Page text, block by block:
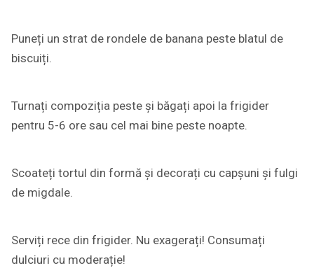
Puneți un strat de rondele de banana peste blatul de
biscuiți.
Turnați compoziția peste și băgați apoi la frigider
pentru 5-6 ore sau cel mai bine peste noapte.
Scoateți tortul din formă și decorați cu capșuni și fulgi
de migdale.
Serviți rece din frigider. Nu exagerați! Consumați
dulciuri cu moderație!